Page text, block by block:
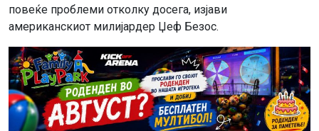
повеќе проблеми отколку досега, изјави
американскиот милијардер Џеф Безос.